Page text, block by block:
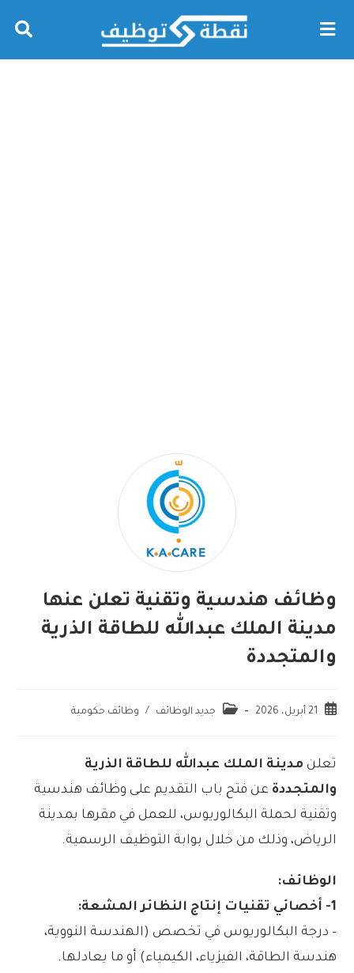
وظائف هندسية وتقنية تعلن عنها
مدينة الملك عبدالله للطاقة الذرية
والمتجددة
21 أبريل، 2026 جديد الوظائف / وظائف حكومية
تعلن مدينة الملك عبدالله للطاقة الذرية
والمتجددة عن فتح باب التقديم على وظائف هندسية
وتقنية لحملة البكالوريوس، للعمل في مقرها بمدينة
الرياض، وذلك من خلال بوابة التوظيف الرسمية.
الوظائف:
1- أخصائي تقنيات إنتاج النظائر المشعة:
– درجة البكالوريوس في تخصص (الهندسة النووية،
هندسة الطاقة، الفيزياء، الكيمياء) أو ما يعادلها.